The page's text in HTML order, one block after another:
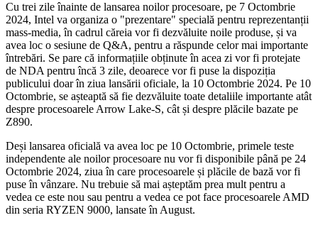
Cu trei zile înainte de lansarea noilor procesoare, pe 7 Octombrie
2024, Intel va organiza o "prezentare" specială pentru reprezentanții
mass-media, în cadrul căreia vor fi dezvăluite noile produse, și va
avea loc o sesiune de Q&A, pentru a răspunde celor mai importante
întrebări. Se pare că informațiile obținute în acea zi vor fi protejate
de NDA pentru încă 3 zile, deoarece vor fi puse la dispoziția
publicului doar în ziua lansării oficiale, la 10 Octombrie 2024. Pe 10
Octombrie, se așteaptă să fie dezvăluite toate detaliile importante atât
despre procesoarele Arrow Lake-S, cât și despre plăcile bazate pe
Z890.
Deși lansarea oficială va avea loc pe 10 Octombrie, primele teste
independente ale noilor procesoare nu vor fi disponibile până pe 24
Octombrie 2024, ziua în care procesoarele și plăcile de bază vor fi
puse în vânzare. Nu trebuie să mai așteptăm prea mult pentru a
vedea ce este nou sau pentru a vedea ce pot face procesoarele AMD
din seria RYZEN 9000, lansate în August.